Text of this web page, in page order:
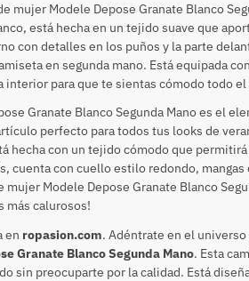
mujer Modele Depose Granate Blanco
está hecha en un tejido suave que
con detalles en los puños y la parte
en segunda mano. Está equipada
interior para que te sientas cómodo todo el
Granate Blanco Segunda Mano es el
perfecto para todos tus looks de
hecha con un tejido cómodo que
cuenta con cuello estilo redondo, mangas
mujer Modele Depose Granate Blanco
más calurosos!
en ropasion.com. Adéntrate en el
Granate Blanco Segunda Mano. Esta
sin preocuparte por la calidad. Está